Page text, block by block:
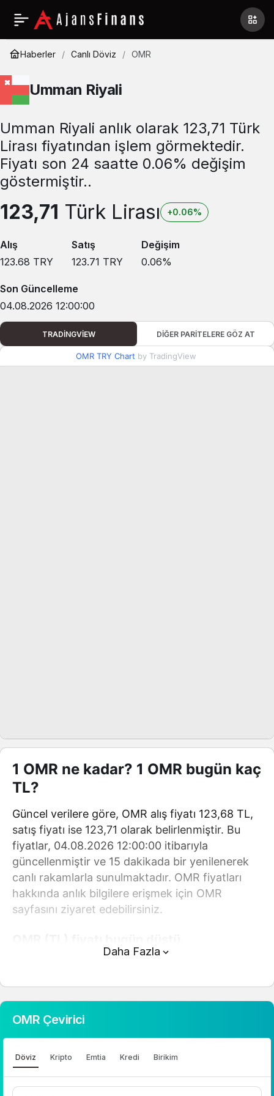
Haberler Canlı Döviz OMR
Umman Riyali
Umman Riyali anlık olarak 123,71 Türk
Lirası fiyatından işlem görmektedir.
Fiyatı son 24 saatte 0.06% değişim
göstermiştir..
123,71 Türk Lirası +0.06%
Alış
123.68 TRY
Satış
123.71 TRY
Değişim
0.06%
Son Güncelleme
04.08.2026 12:00:00
TRADINGVIEW DIĞER PARITELERE GÖZ AT
OMR TRY Chart by TradingView
1 OMR ne kadar? 1 OMR bugün kaç
TL?
Güncel verilere göre, OMR alış fiyatı 123,68 TL,
satış fiyatı ise 123,71 olarak belirlenmiştir. Bu
fiyatlar, 04.08.2026 12:00:00 itibarıyla
güncellenmiştir ve 15 dakikada bir yenilenerek
canlı rakamlarla sunulmaktadır. OMR fiyatları
hakkında anlık bilgilere erişmek için OMR
sayfasını ziyaret edebilirsiniz.
göstermiştir..
yer alan çevirici aracını kullanarak mevcut
fiyatlar üzerinden hızlı ve kolay bir şekilde
çevirme işlemlerinizi gerçekleştirebilirsiniz. OMR
Daha Fazla
OMR Çevirici
Döviz Kripto Emtia Kredi Birikim